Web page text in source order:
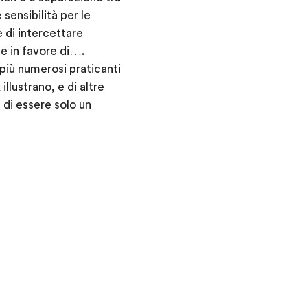
sensibilità per le
di intercettare
in favore di….
numerosi praticanti
e di altre
essere solo un